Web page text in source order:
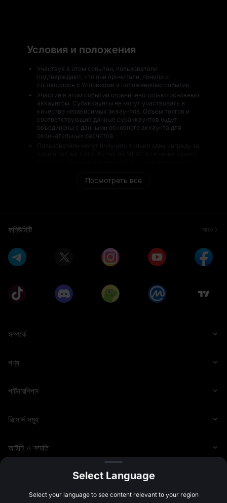
Условия и положения
Участвуя в этом событии, пользователи
подтверждают, что они прочитали, поняли и
согласились с Условиями и положениями события.
Участие в этом событии ограничено только основным
аккаунтом. Субаккаунты не могут участвовать в
качестве независимых аккаунтов. Объем торгов и
соответствующие данные субаккаунтов будут
объединены с данными основного аккаунта для
окончательных расчетов.
Пользователи могут получить только одну награду за
Значение наград может варьироваться в
награды не будут выдаваться повторно. MEXC
оставляет за собой право окончательного решения по
всем вопросам распределения наград.
предотвращения любых форм мошенничества или
аномального поведения, включая, но не
получение наград.
инвестиционный совет по покупке или продаже
любой момент стать неликвидными. Они подходят
риску, и инвесторы могут потерять все свои
инвестиции. Все участники несут полную
ответственность за свои инвестиционные решения, и
понесенные убытки. Прошлые показатели не
Посмотреть все
কমিউনিটি আরও
সম্পর্কে
পণ্য
পার্টনারশিপস
রিসোর্স সমূহ
আইনি ও সম্মতি
©2026 MEXC.COM
Select Language
Select your language to see content relevant to your region